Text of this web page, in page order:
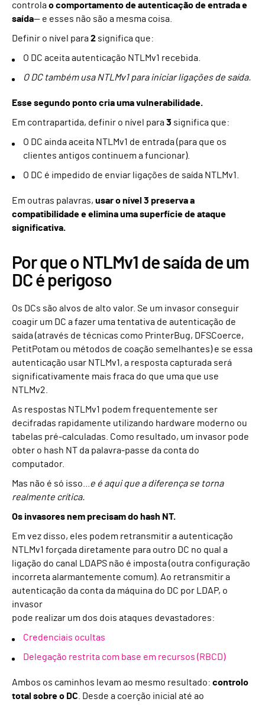
controlao comportamento de autenticação de entrada e
saída— e esses não são a mesma coisa.
Definir o nível para2 significa que:
O DC aceita autenticação NTLMv1 recebida.
O DC também usa NTLMv1 para iniciar ligações de saída.
Esse segundo ponto cria uma vulnerabilidade.
Em contrapartida, definir o nível para3 significa que:
O DC ainda aceita NTLMv1 de entrada (para que os
clientes antigos continuem a funcionar).
O DC é impedido de enviar ligações de saída NTLMv1.
Em outras palavras, usar o nível 3 preserva a
compatibilidade e elimina uma superfície de ataque
significativa.
Por que o NTLMv1 de saída de um
DC é perigoso
Os DCs são alvos de alto valor. Se um invasor conseguir
coagir um DC a fazer uma tentativa de autenticação de
saída (através de técnicas como PrinterBug, DFSCoerce,
PetitPotam ou métodos de coação semelhantes) e se essa
autenticação usar NTLMv1, a resposta capturada será
significativamente mais fraca do que uma que use
NTLMv2.
As respostas NTLMv1 podem frequentemente ser
decifradas rapidamente utilizando hardware moderno ou
tabelas pré-calculadas. Como resultado, um invasor pode
obter o hash NT da palavra-passe da conta do
computador.
Mas não é só isso... e é aqui que a diferença se torna
realmente crítica.
Os invasores nem precisam do hash NT.
Em vez disso, eles podem retransmitir a autenticação
NTLMv1 forçada diretamente para outro DC no qual a
ligação do canal LDAPS não é imposta (outra configuração
incorreta alarmantemente comum). Ao retransmitir a
autenticação da conta da máquina do DC por LDAP, o
invasor
pode realizar um dos dois ataques devastadores:
Credenciais ocultas
Delegação restrita com base em recursos (RBCD)
Ambos os caminhos levam ao mesmo resultado: controlo
total sobre o DC . Desde a coerção inicial até ao